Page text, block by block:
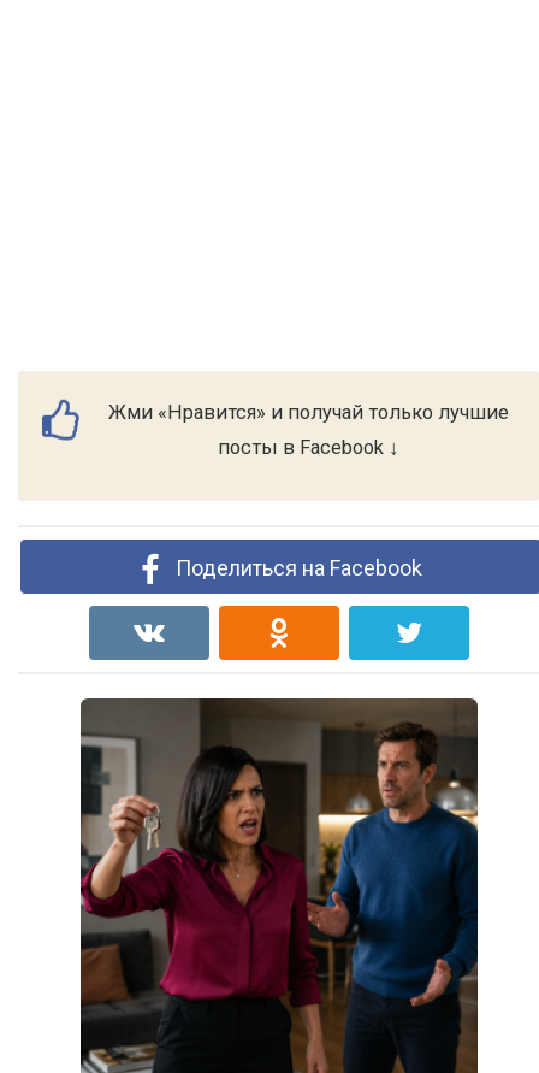
Жми «Нравится» и получай только лучшие
посты в Facebook ↓
Поделиться на Facebook